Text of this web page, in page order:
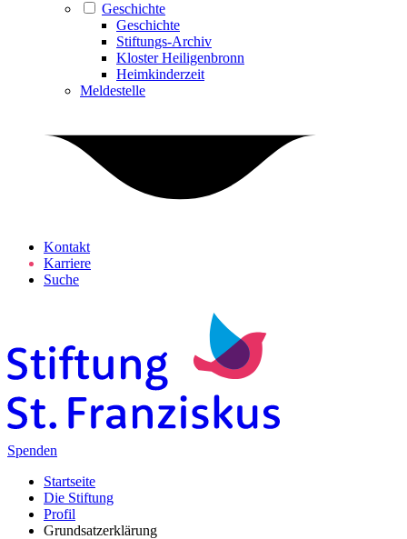
Geschichte
Geschichte
Stiftungs-Archiv
Kloster Heiligenbronn
Heimkinderzeit
Meldestelle
Kontakt
Karriere
Suche
Spenden
Startseite
Die Stiftung
Profil
Grundsatzerklärung